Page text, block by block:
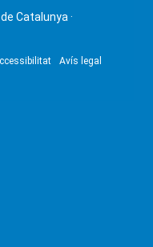
Catalunya ·
Avís legal